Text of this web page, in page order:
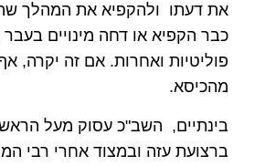
את דעתו ולהקפיא את המהלך
כבר הקפיא או דחה מינויים
פוליטיות ואחרות. אם זה יקרה,
מהכיסא.
בינתיים, השב"כ עסוק מעל
ברצועת עזה ובמצוד אחרי רבי